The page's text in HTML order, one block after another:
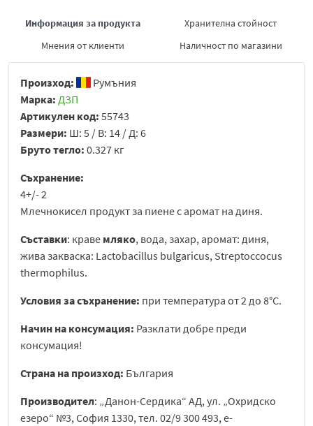
Информация за продукта
Хранителна стойност
Мнения от клиенти
Наличност по магазини
Произход:
Румъния
Марка: ДЗП
Артикулен код: 55743
Размери: Ш: 5 / В: 14 / Д: 6
Бруто тегло: 0.327 кг
Съхранение:
4+/- 2
Млечнокисел продукт за пиене с аромат на диня.
Съставки: краве мляко, вода, захар, аромат: диня,
жива закваска: Lactobacillus bulgaricus, Streptoccocus
thermophilus.
Условия за съхранение: при температура от 2 до 8°С.
Начин на консумация: Разклати добре преди
консумация!
Страна на произход: България
Производител: „Данон-Сердика“ АД, ул. „Охридско
езеро“ №3, София 1330, тел. 02/9 300 493, e-